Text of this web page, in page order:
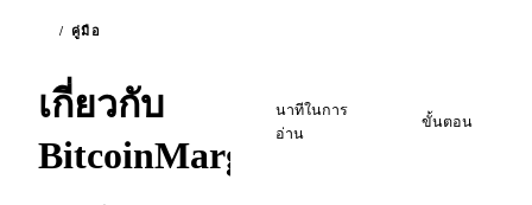
/ คู่มือ
เกี่ยวกับ
BitcoinMargin
นาทีในการ
อ่าน
ขั้นตอน